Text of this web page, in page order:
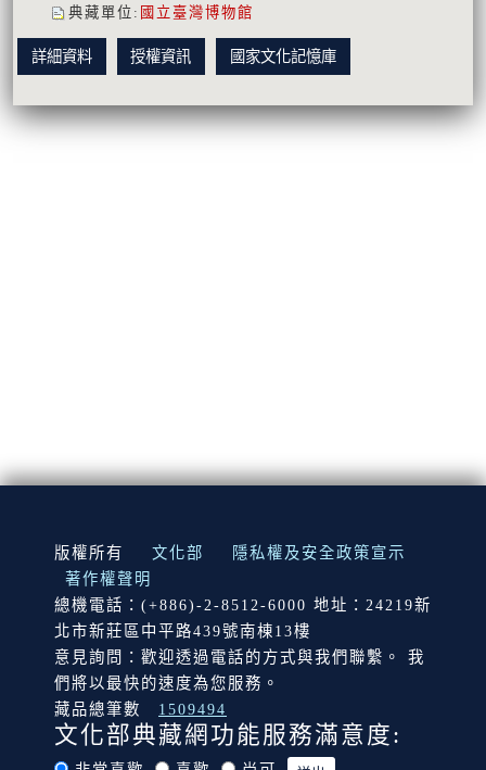
典藏單位 : 國立臺灣博物館
詳細資料 授權資訊 國家文化記憶庫
:::
版權所有 文化部
隱私權及安全政策宣示
著作權聲明
總機電話：(+886)-2-8512-6000 地址：24219新
北市新莊區中平路439號南棟13樓
意見詢問：歡迎透過電話的方式與我們聯繫。 我
們將以最快的速度為您服務。
藏品總筆數
1509494
文化部典藏網功能服務滿意度: